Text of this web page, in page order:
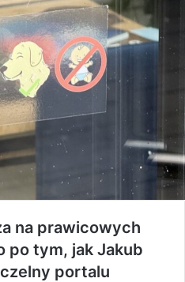
na prawicowych
po tym, jak Jakub
portalu